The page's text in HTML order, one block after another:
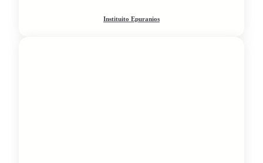
Instituito Epuranios